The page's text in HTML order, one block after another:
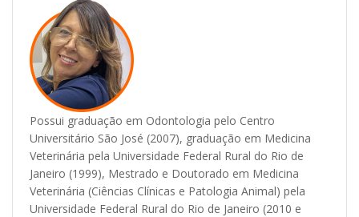
Possui graduação em Odontologia pelo Centro
Universitário São José (2007), graduação em Medicina
Veterinária pela Universidade Federal Rural do Rio de
Janeiro (1999), Mestrado e Doutorado em Medicina
Veterinária (Ciências Clínicas e Patologia Animal) pela
Universidade Federal Rural do Rio de Janeiro (2010 e